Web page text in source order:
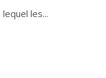
les...